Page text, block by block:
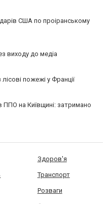
США по проіранському
виходу до медіа
пожежі у Франції
ППО на Київщині: затримано
Здоров'я
Транспорт
Розваги